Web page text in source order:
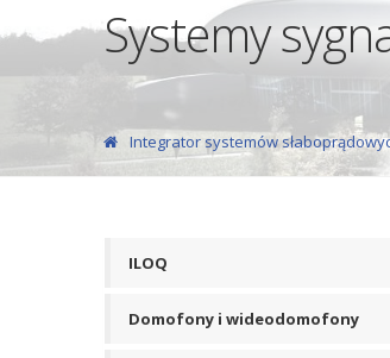
Systemy
Integrator systemów
ILOQ
Domofony i wideodomofony